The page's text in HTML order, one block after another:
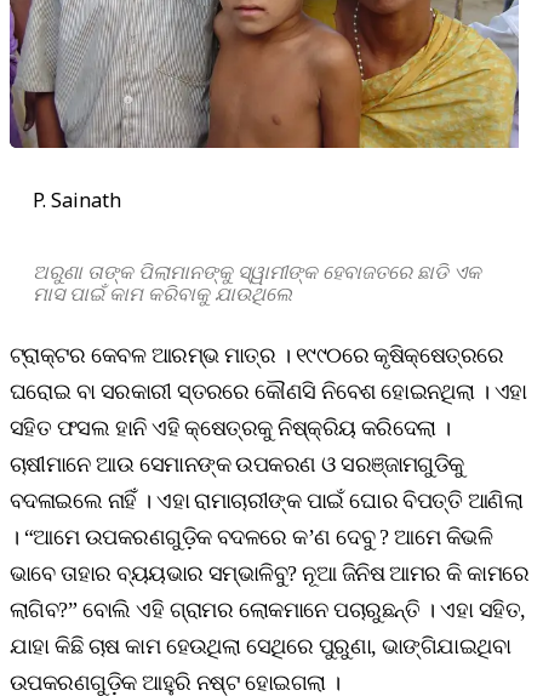
P. Sainath
ଅରୁଣା ତାଙ୍କ ପିଲାମାନଙ୍କୁ ସ୍ୱାମୀଙ୍କ ହେବାଜତରେ ଛାଡି ଏକ
ମାସ ପାଇଁ କାମ କରିବାକୁ ଯାଉଥିଲେ
ଟ୍ରାକ୍ଟର କେବଳ ଆରମ୍ଭ ମାତ୍ର । ୧୯୯୦ରେ କୃଷିକ୍ଷେତ୍ରରେ
ଘରୋଇ ବା ସରକାରୀ ସ୍ତରରେ କୌଣସି ନିବେଶ ହୋଇନଥିଲା । ଏହା
ସହିତ ଫସଲ ହାନି ଏହି କ୍ଷେତ୍ରକୁ ନିଷ୍କ୍ରିୟ କରିଦେଲା ।
ଚାଷୀମାନେ ଆଉ ସେମାନଙ୍କ ଉପକରଣ ଓ ସରଞ୍ଜାମଗୁଡିକୁ
ବଦଳାଇଲେ ନାହିଁ । ଏହା ରାମାଚାରୀଙ୍କ ପାଇଁ ଘୋର ବିପତ୍ତି ଆଣିଲା
। “ଆମେ ଉପକରଣଗୁଡ଼ିକ ବଦଳରେ କ’ଣ ଦେବୁ ? ଆମେ କିଭଳି
ଭାବେ ତାହାର ବ୍ୟୟଭାର ସମ୍ଭାଳିବୁ? ନୂଆ ଜିନିଷ ଆମର କି କାମରେ
ଲାଗିବ?” ବୋଲି ଏହି ଗ୍ରାମର ଲୋକମାନେ ପଚାରୁଛନ୍ତି । ଏହା ସହିତ,
ଯାହା କିଛି ଚାଷ କାମ ହେଉଥିଲା ସେଥିରେ ପୁରୁଣା, ଭାଙ୍ଗିଯାଇଥିବା
ଉପକରଣଗୁଡ଼ିକ ଆହୁରି ନଷ୍ଟ ହୋଇଗଲା ।